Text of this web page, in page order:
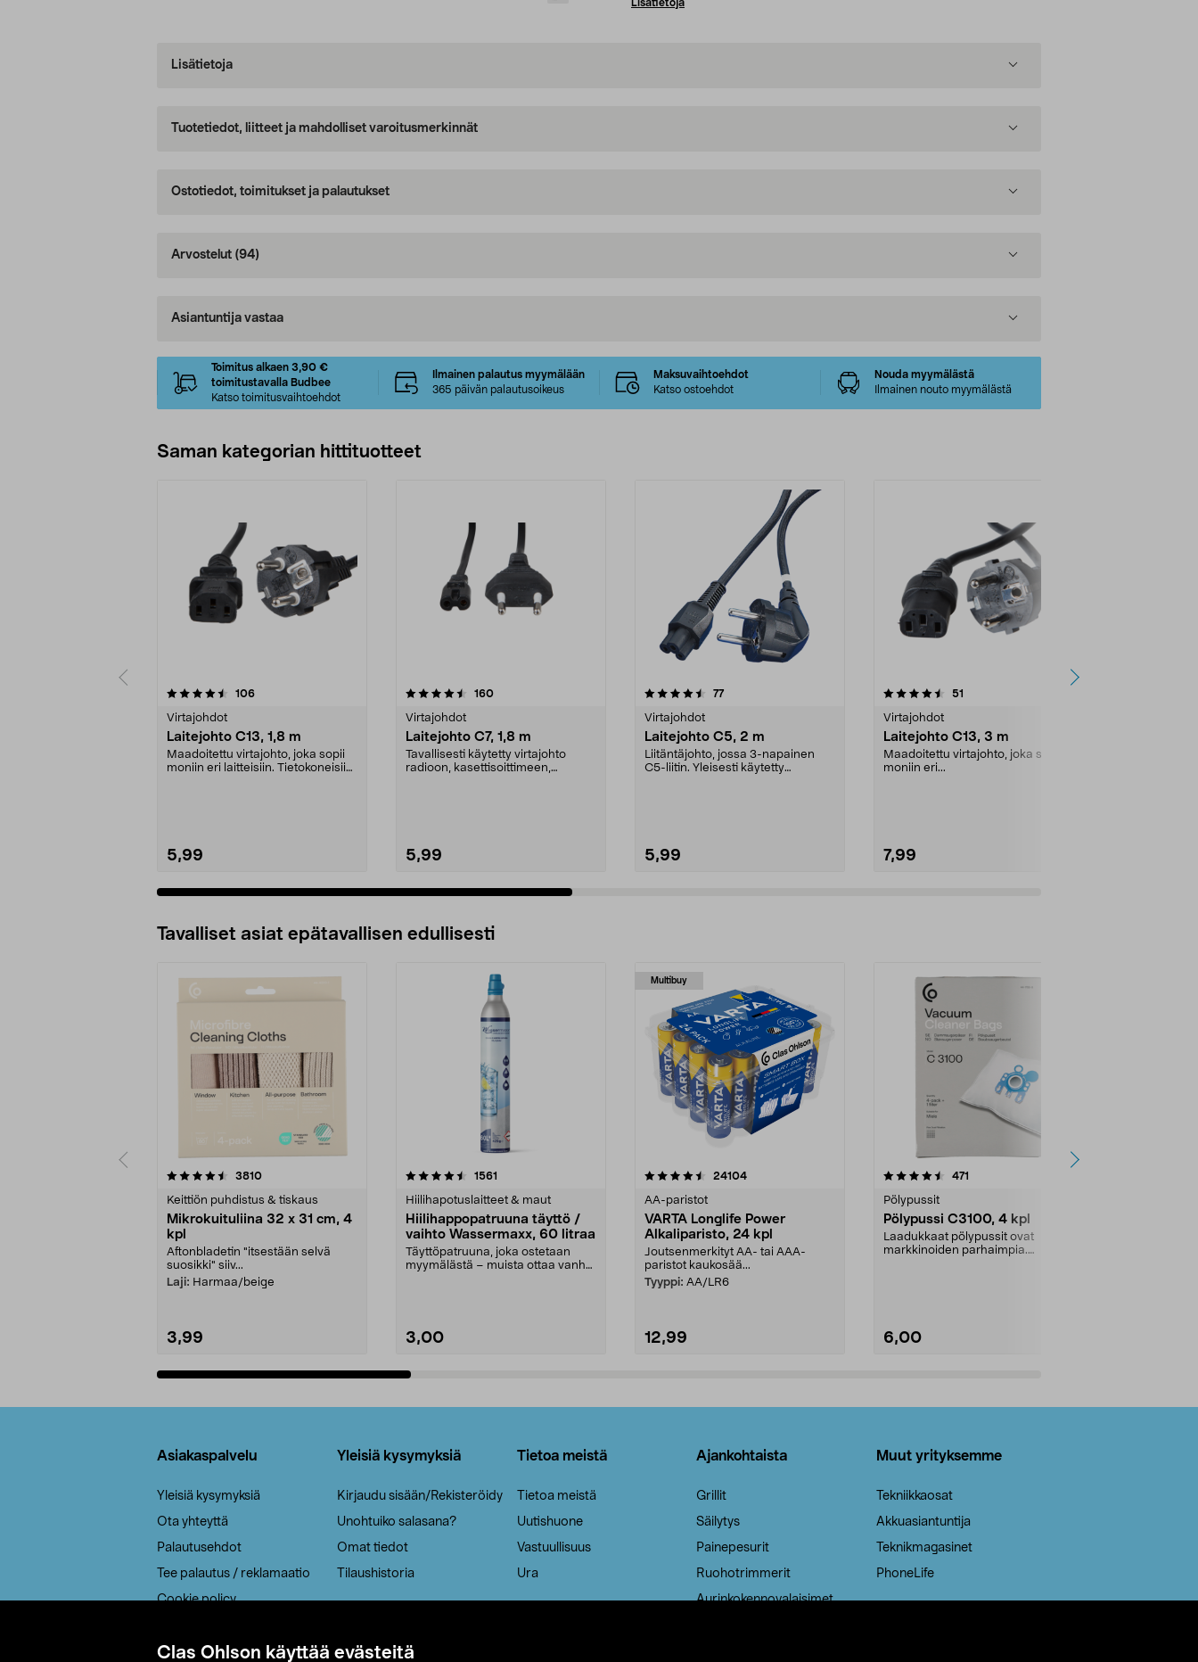
Clas Ohlson käyttää evästeitä
Lisätietoja
Lisätietoja
Tuotetiedot, liitteet ja mahdolliset varoitusmerkinnät
Ostotiedot, toimitukset ja palautukset
Arvostelut (94)
Asiantuntija vastaa
Toimitus alkaen 3,90 €
toimitustavalla Budbee
Katso toimitusvaihtoehdot
Ilmainen palautus myymälään
365 päivän palautusoikeus
Maksuvaihtoehdot
Katso ostoehdot
Nouda myymälästä
Ilmainen nouto myymälästä
Saman kategorian hittituotteet
106arvostelut
Virtajohdot
Laitejohto C13, 1,8 m
Maadoitettu virtajohto, joka sopii
moniin eri laitteisiin. Tietokoneisiin,
5,99
4.5 viidestä
160arvostelut
Virtajohdot
Laitejohto C7, 1,8 m
Tavallisesti käytetty virtajohto
radioon, kasettisoittimeen,
5,99
4.5 viidestä
77arvostelut
Virtajohdot
Laitejohto C5, 2 m
Liitäntäjohto, jossa 3-napainen
C5-liitin. Yleisesti käytetty
5,99
4.5 viidestä
51
Virtajohdot
Laitejohto C13, 3 m
Maadoitettu virtajohto, joka sopii
moniin eri...
7,99
4.5 viidestä
Tavalliset asiat epätavallisen edullisesti
3810arvostelut
Keittiön puhdistus & tiskaus
Mikrokuituliina 32 x 31 cm, 4
kpl
Aftonbladetin "itsestään selvä
suosikki" siiv...
Laji: Harmaa/beige
3,99
4.5viidestä
1561
Hiilihapotuslaitteet & maut
Hiilihappopatruuna täyttö /
vaihto Wassermaxx, 60 litraa
Täyttöpatruuna, joka ostetaan
myymälästä – muista ottaa vanha
3,00
Multibuy
4.5viidestä
24104arvostelut
AA-paristot
VARTA Longlife Power
Alkaliparisto, 24 kpl
Joutsenmerkityt AA- tai AAA-
paristot kaukosää...
Tyyppi: AA/LR6
12,99
4.5viidestä
471
Pölypussit
Pölypussi C3100, 4 kpl
Laadukkaat pölypussit ovat
markkinoiden parhaimpia.
6,00
4.5viidestä
Asiakaspalvelu
Yleisiä kysymyksiä
Ota yhteyttä
Palautusehdot
Tee palautus / reklamaatio
Cookie policy
Saavutettavuus
Yleisiä kysymyksiä
Kirjaudu sisään/Rekisteröidy
Unohtuiko salasana?
Omat tiedot
Tilaushistoria
Tietoa meistä
Tietoa meistä
Uutishuone
Vastuullisuus
Ura
Ajankohtaista
Grillit
Säilytys
Painepesurit
Ruohotrimmerit
Aurinkokennovalaisimet
Muut yrityksemme
Tekniikkaosat
Akkuasiantuntija
Teknikmagasinet
PhoneLife